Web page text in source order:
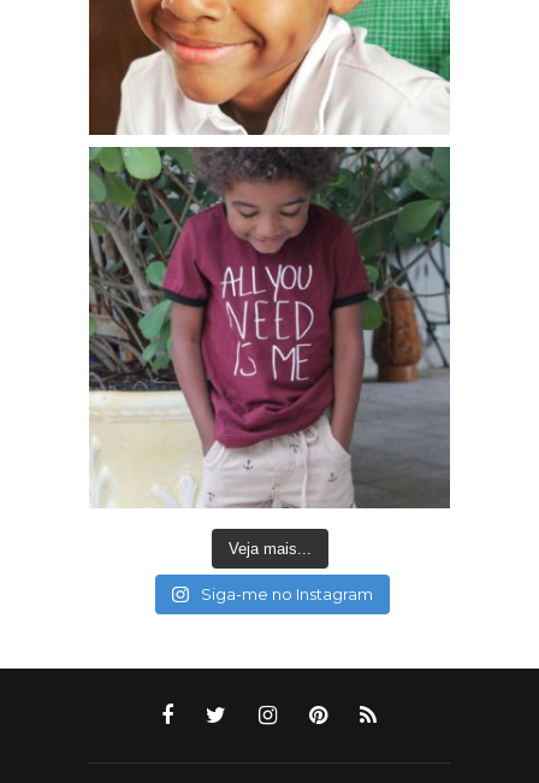
Veja mais...
Siga-me no Instagram